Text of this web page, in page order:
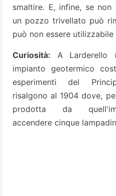
smaltire. E, infine, se
un pozzo trivellato può
può non essere
Curiosità: A Larderello
impianto geotermico
esperimenti del
risalgono al 1904 dove,
prodotta da
accendere cinque